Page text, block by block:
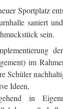
Sportplatz
saniert
sein.
im
Schüler
Ideen,
in